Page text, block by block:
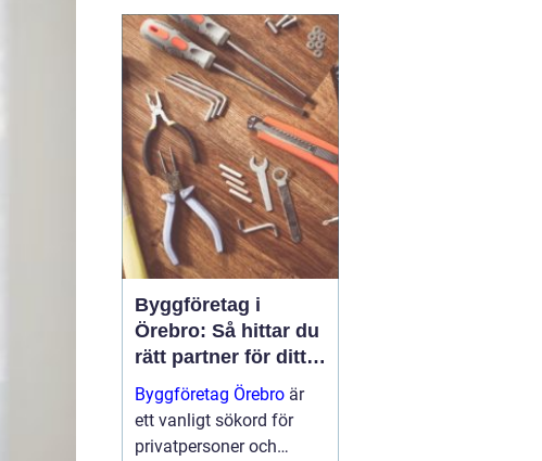
en stabil grund för allt
som ska byggas
ovanpå. När marken
förbere...
Byggföretag i
Örebro: Så hittar du
rätt partner för ditt
projekt
Byggföretag Örebro är
ett vanligt sökord för
privatpersoner och